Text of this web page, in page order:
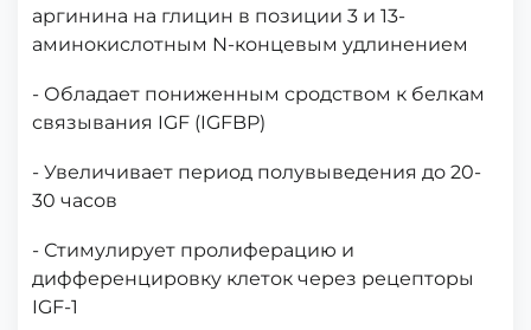
аргинина на глицин в позиции 3 и 13-
аминокислотным N-концевым удлинением
- Обладает пониженным сродством к белкам
связывания IGF (IGFBP)
- Увеличивает период полувыведения до 20-
30 часов
- Стимулирует пролиферацию и
дифференцировку клеток через рецепторы
IGF-1